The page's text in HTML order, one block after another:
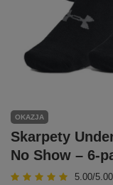
OKAZJA
Skarpety
No Show – 6-
5.00/5.00